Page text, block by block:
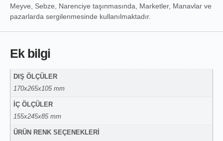
Meyve, Sebze, Narenciye taşınmasında, Marketler, Manavlar ve
pazarlarda sergilenmesinde kullanılmaktadır.
Ek bilgi
DIŞ ÖLÇÜLER
170x265x105 mm
İÇ ÖLÇÜLER
155x245x85 mm
ÜRÜN RENK SEÇENEKLERİ